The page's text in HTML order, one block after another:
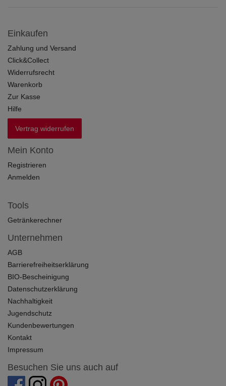
Einkaufen
Zahlung und Versand
Click&Collect
Widerrufsrecht
Warenkorb
Zur Kasse
Hilfe
Vertrag widerrufen
Mein Konto
Registrieren
Anmelden
Tools
Getränkerechner
Unternehmen
AGB
Barrierefreiheitserklärung
BIO-Bescheinigung
Datenschutzerklärung
Nachhaltigkeit
Jugendschutz
Kundenbewertungen
Kontakt
Impressum
Besuchen Sie uns auch auf